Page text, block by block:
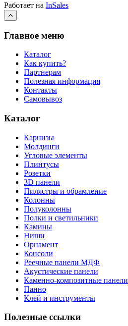
Работает на InSales
Главное меню
Каталог
Как купить?
Партнерам
Полезная информация
Контакты
Самовывоз
Каталог
Карнизы
Молдинги
Угловые элементы
Плинтусы
Розетки
3D панели
Пилястры и обрамление
Колонны
Полуколонны
Полки и светильники
Камины
Ниши
Орнамент
Консоли
Реечные панели МДФ
Акустические панели
Каменно-композитные панели
Панно
Клей и инструменты
Полезные ссылки